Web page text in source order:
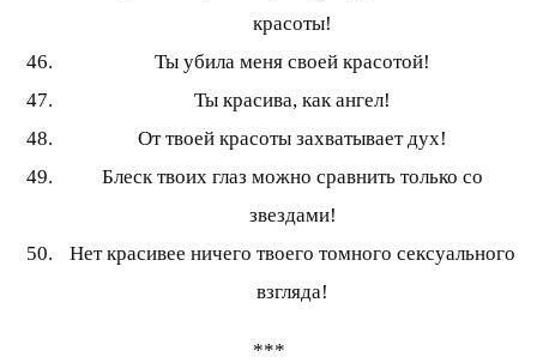
красоты!
Ты убила меня своей красотой!
Ты красива, как ангел!
От твоей красоты захватывает дух!
Блеск твоих глаз можно сравнить только со
звездами!
Нет красивее ничего твоего томного сексуального
взгляда!
***